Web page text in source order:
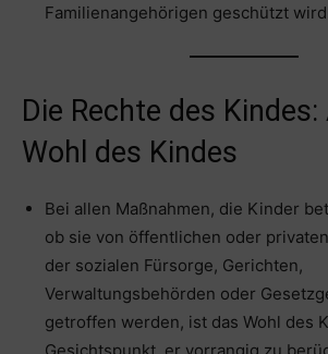
Familienangehörigen geschützt
Die Rechte des
Wohl des Kindes
Bei allen Maßnahmen, die Kinder
ob sie von öffentlichen oder
der sozialen Fürsorge, Gerichten,
Verwaltungsbehörden oder
getroffen werden, ist das Wohl des
Gesichtspunkt, er vorrangig zu